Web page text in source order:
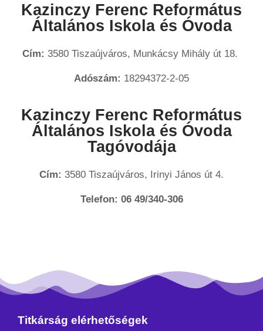
Kazinczy Ferenc Református
Általános Iskola és Óvoda
Cím: 3580 Tiszaújváros, Munkácsy Mihály út 18.
Adószám: 18294372-2-05
Kazinczy Ferenc Református
Általános Iskola és Óvoda
Tagóvodája
Cím: 3580 Tiszaújváros, Irinyi János út 4.
Telefon: 06 49/340-306
Titkárság elérhetőségek